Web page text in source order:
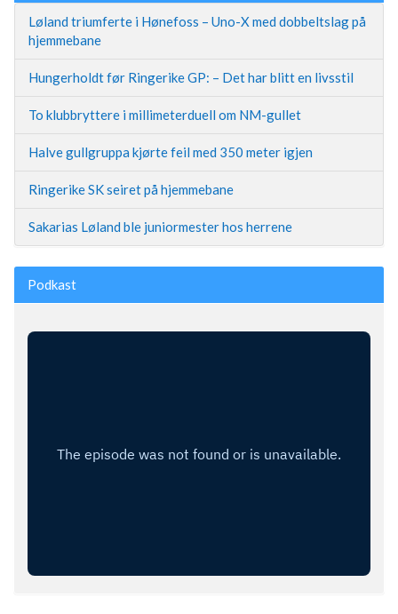
Løland triumferte i Hønefoss – Uno-X med dobbeltslag på
hjemmebane
Hungerholdt før Ringerike GP: – Det har blitt en livsstil
To klubbryttere i millimeterduell om NM-gullet
Halve gullgruppa kjørte feil med 350 meter igjen
Ringerike SK seiret på hjemmebane
Sakarias Løland ble juniormester hos herrene
Podkast